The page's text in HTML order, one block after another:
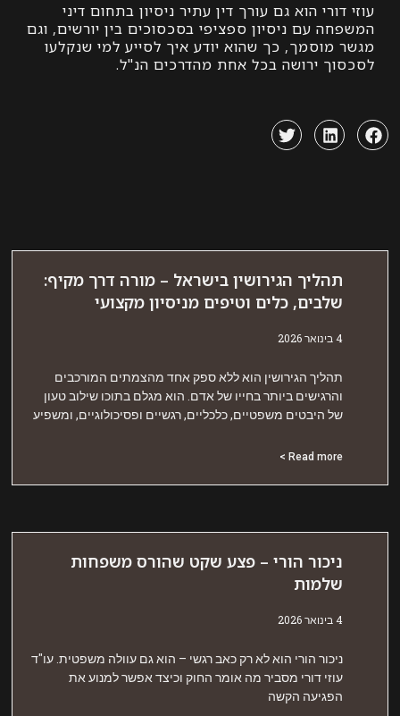
הוא גם עורך דין עתיר ניסיון בתחום דיני
עם ניסיון ספציפי בסכסוכים בין יורשים, וגם
כך שהוא יודע איך לסייע למי שנקלעו
ירושה בכל אחת מהדרכים הנ"ל.
הגירושין בישראל – מורה דרך מקיף:
כלים וטיפים מניסיון מקצועי
הגירושין הוא ללא ספק אחד מהצמתים המורכבים
ביותר בחייו של אדם. הוא מגלם בתוכו שילוב טעון
היבטים משפטיים, כלכליים, רגשיים ופסיכולוגיים, ומשפיע
הורי – פצע שקט שהורס משפחות
הורי הוא לא רק כאב רגשי – הוא גם עוולה משפטית. עו"ד
דורי מסביר מה אומר החוק וכיצד אפשר למנוע את
הקשה